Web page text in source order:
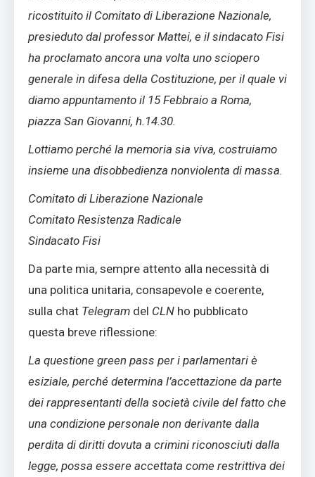
ricostituito il Comitato di Liberazione Nazionale,
presieduto dal professor Mattei, e il sindacato Fisi
ha proclamato ancora una volta uno sciopero
generale in difesa della Costituzione, per il quale vi
diamo appuntamento il 15 Febbraio a Roma,
piazza San Giovanni, h.14.30.
Lottiamo perché la memoria sia viva, costruiamo
insieme una disobbedienza nonviolenta di massa.
Comitato di Liberazione Nazionale
Comitato Resistenza Radicale
Sindacato Fisi
Da parte mia, sempre attento alla necessità di
una politica unitaria, consapevole e coerente,
sulla chat Telegram del CLN ho pubblicato
questa breve riflessione:
La questione green pass per i parlamentari è
esiziale, perché determina l’accettazione da parte
dei rappresentanti della società civile del fatto che
una condizione personale non derivante dalla
perdita di diritti dovuta a crimini riconosciuti dalla
legge, possa essere accettata come restrittiva dei